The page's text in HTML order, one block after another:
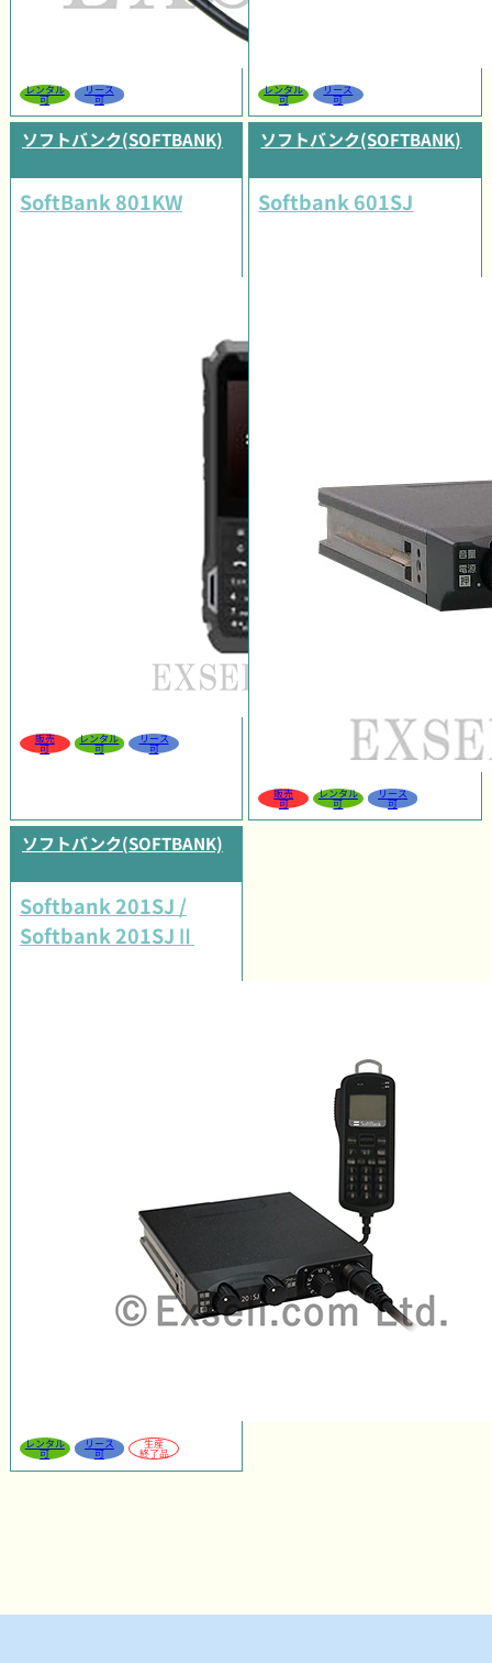
レンタル
可
リース
可
レンタル
可
リース
可
ソフトバンク(SOFTBANK)
SoftBank 801KW
販売
可
レンタル
可
リース
可
ソフトバンク(SOFTBANK)
Softbank 601SJ
販売
可
レンタル
可
リース
可
ソフトバンク(SOFTBANK)
Softbank 201SJ /
Softbank 201SJⅡ
レンタル
可
リース
可
生産
終了品